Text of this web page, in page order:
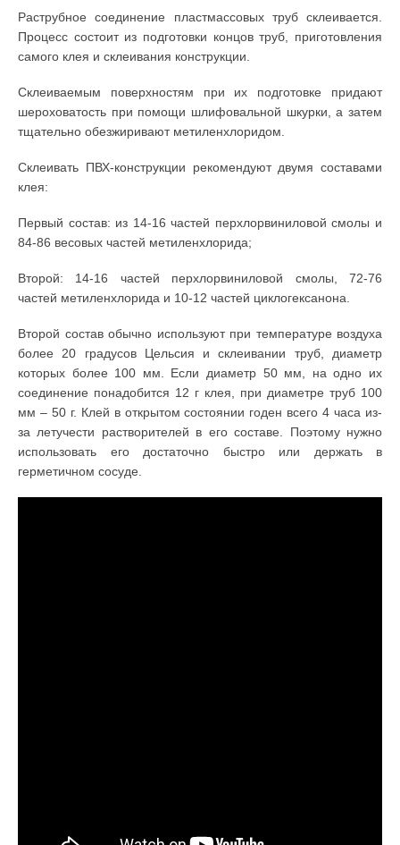
Раструбное соединение пластмассовых труб склеивается.
Процесс состоит из подготовки концов труб, приготовления
самого клея и склеивания конструкции.
Склеиваемым поверхностям при их подготовке придают
шероховатость при помощи шлифовальной шкурки, а затем
тщательно обезжиривают метиленхлоридом.
Склеивать ПВХ-конструкции рекомендуют двумя составами
клея:
Первый состав: из 14-16 частей перхлорвиниловой смолы и
84-86 весовых частей метиленхлорида;
Второй: 14-16 частей перхлорвиниловой смолы, 72-76
частей метиленхлорида и 10-12 частей циклогексанона.
Второй состав обычно используют при температуре воздуха
более 20 градусов Цельсия и склеивании труб, диаметр
которых более 100 мм. Если диаметр 50 мм, на одно их
соединение понадобится 12 г клея, при диаметре труб 100
мм – 50 г. Клей в открытом состоянии годен всего 4 часа из-
за летучести растворителей в его составе. Поэтому нужно
использовать его достаточно быстро или держать в
герметичном сосуде.